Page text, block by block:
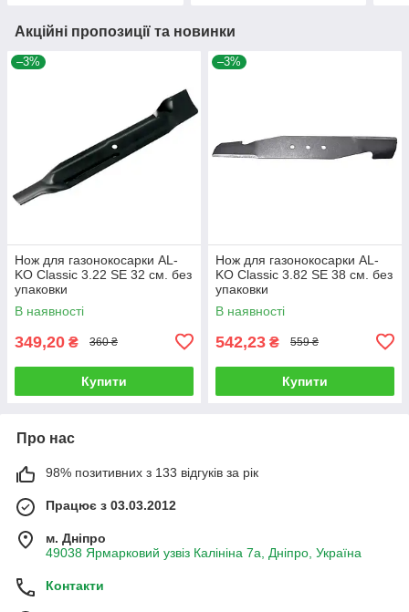
Акційні пропозиції та новинки
–3%
Нож для газонокосарки AL-
KO Classic 3.22 SE 32 см. без
упаковки
В наявності
349,20 ₴ 360 ₴
Купити
–3%
Нож для газонокосарки AL-
KO Classic 3.82 SE 38 см. без
упаковки
В наявності
542,23 ₴ 559 ₴
Купити
Про нас
98% позитивних з 133 відгуків за рік
Працює з 03.03.2012
м. Дніпро
49038 Ярмарковий узвіз Калініна 7а, Дніпро, Україна
Контакти